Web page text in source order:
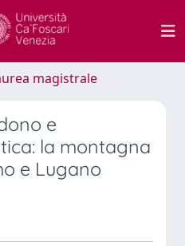
magistrale
e
la montagna
e Lugano